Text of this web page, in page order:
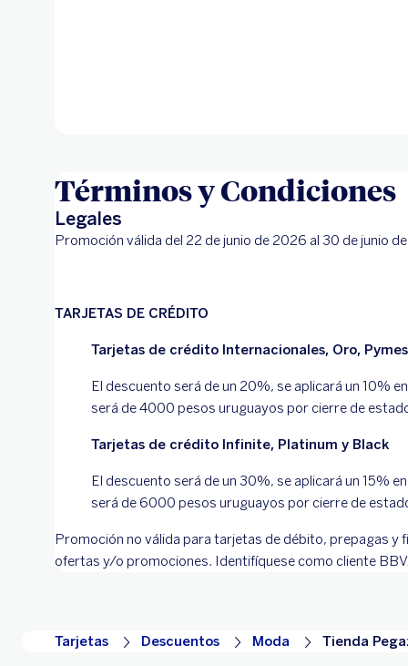
Términos y Condiciones
Legales
Promoción válida del 22 de junio de 2026 al 30 de junio
TARJETAS DE CRÉDITO
Tarjetas de crédito Internacionales, Oro,
El descuento será de un 20%, se aplicará un 10%
será de 4000 pesos uruguayos por cierre de
Tarjetas de crédito Infinite, Platinum y Black
El descuento será de un 30%, se aplicará un 15%
será de 6000 pesos uruguayos por cierre de
Promoción no válida para tarjetas de débito, prepagas
ofertas y/o promociones. Identifíquese como cliente
Tarjetas Descuentos Moda Tienda